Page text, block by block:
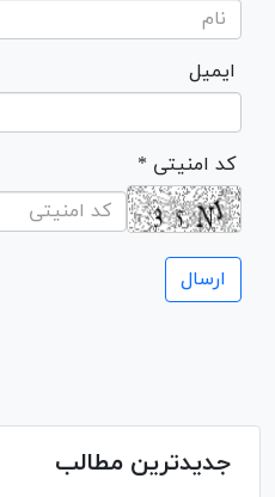
ایمیل
* کد امنیتی
جدیدترین مطالب